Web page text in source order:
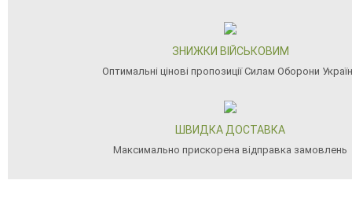
ЗНИЖКИ ВІЙСЬКОВИМ
Оптимальні цінові пропозиції Силам Оборони
ШВИДКА ДОСТАВКА
Максимально прискорена відправка замовлень